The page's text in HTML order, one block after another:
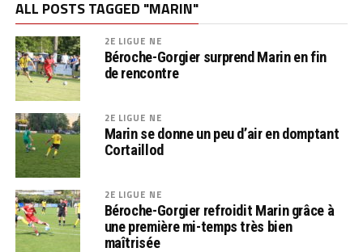
ALL POSTS TAGGED "MARIN"
2E LIGUE NE
Béroche-Gorgier surprend Marin en fin
de rencontre
2E LIGUE NE
Marin se donne un peu d’air en domptant
Cortaillod
2E LIGUE NE
Béroche-Gorgier refroidit Marin grâce à
une première mi-temps très bien
maîtrisée